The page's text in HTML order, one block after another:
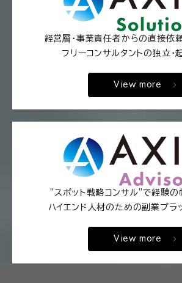
経営層・事業責任者からの直接依
フリーコンサルタントの独立・
View more
"スポット戦略コンサル"で経験の
ハイエンド人材のための副業プラ
View more